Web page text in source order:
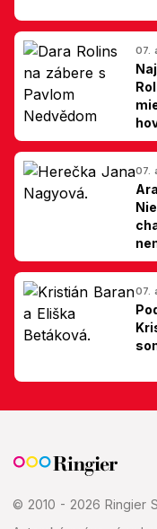
07.
07.
07.
© 2010 - 2026 Ringier